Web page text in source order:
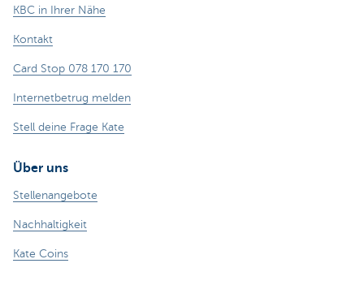
KBC in Ihrer Nähe
Kontakt
Card Stop 078 170 170
Internetbetrug melden
Stell deine Frage Kate
Über uns
Stellenangebote
Nachhaltigkeit
Kate Coins